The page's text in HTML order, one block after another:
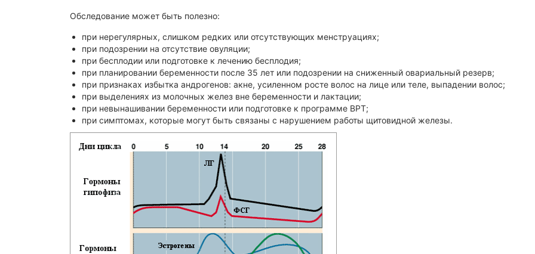
Обследование может быть полезно:
при нерегулярных, слишком редких или отсутствующих менструациях;
при подозрении на отсутствие овуляции;
при бесплодии или подготовке к лечению бесплодия;
при планировании беременности после 35 лет или подозрении на сниженный овариальный резерв;
при признаках избытка андрогенов: акне, усиленном росте волос на лице или теле, выпадении волос;
при выделениях из молочных желез вне беременности и лактации;
при невынашивании беременности или подготовке к программе ВРТ;
при симптомах, которые могут быть связаны с нарушением работы щитовидной железы.